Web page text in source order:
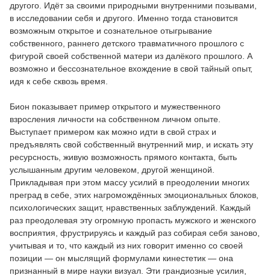
другого. Идёт за своими природными внутренними позывами,
в исследовании себя и другого. Именно тогда становится
возможным открытое и сознательное отыгрывание
собственного, раннего детского травматичного прошлого с
фигурой своей собственной матери из далёкого прошлого. А
возможно и бессознательное вхождение в свой тайный опыт,
идя к себе сквозь время.
Бион показывает пример открытого и мужественного
взросления личности на собственном личном опыте.
Выступает примером как можно идти в свой страх и
предъявлять свой собственный внутренний мир, и искать эту
ресурсность, живую возможность прямого контакта, быть
услышанным другим человеком, другой женщиной.
Прикладывая при этом массу усилий в преодолении многих
преград в себе, этих нагромождённых эмоциональных блоков,
психологических защит, нравственных заблуждений. Каждый
раз преодолевая эту огромную пропасть мужского и женского
восприятия, фрустрируясь и каждый раз собирая себя заново,
учитывая и то, что каждый из них говорит именно со своей
позиции — он мыслящий формулами кинестетик — она
признанный в мире науки визуал. Эти грандиозные усилия,